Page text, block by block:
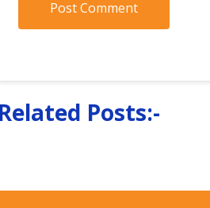
Related Posts:-